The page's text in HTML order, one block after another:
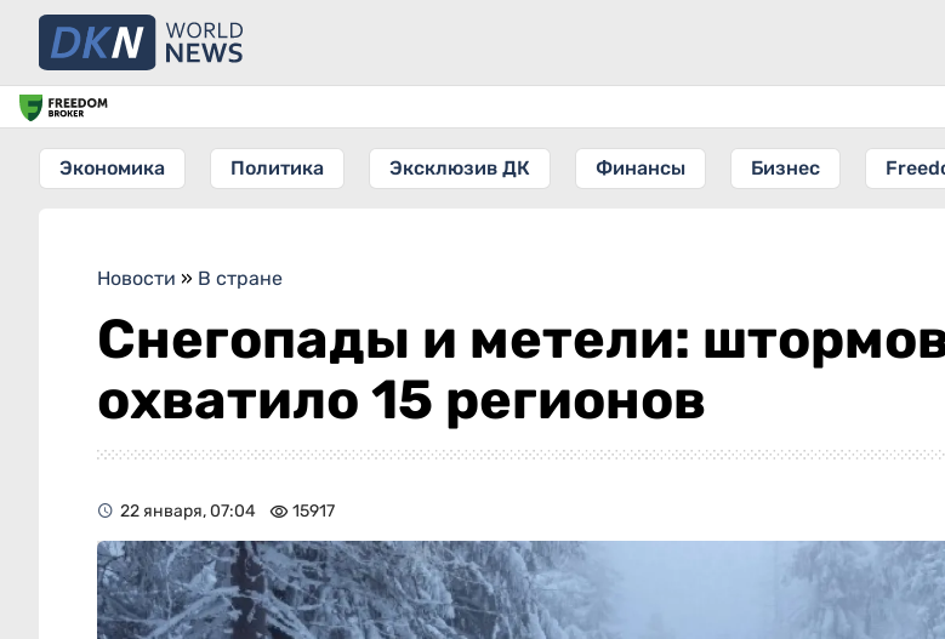
Экономика Политика Эксклюзив ДК Финансы Бизнес
Новости » В стране
Снегопады и метели:
охватило 15 регионов
22 января, 07:04 15917